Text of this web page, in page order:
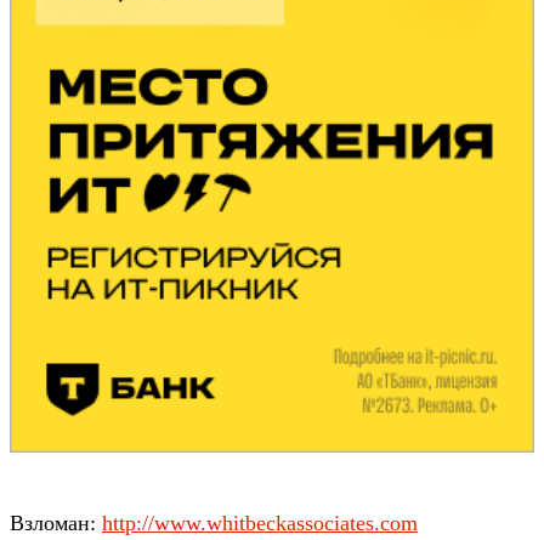
Взломан: http://www.whitbeckassociates.com